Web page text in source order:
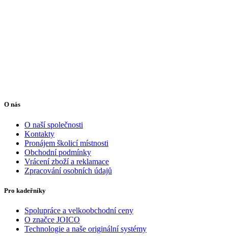
O nás
O naší společnosti
Kontakty
Pronájem školicí místnosti
Obchodní podmínky
Vrácení zboží a reklamace
Zpracování osobních údajů
Pro kadeřníky
Spolupráce a velkoobchodní ceny
O značce JOICO
Technologie a naše originální systémy